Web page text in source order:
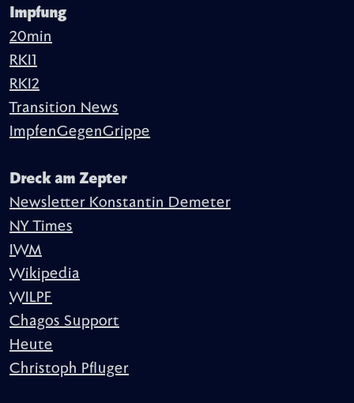
Impfung
20min
RKI1
RKI2
Transition News
ImpfenGegenGrippe
Dreck am Zepter
Newsletter Konstantin Demeter
NY Times
IWM
Wikipedia
WILPF
Chagos Support
Heute
Christoph Pfluger